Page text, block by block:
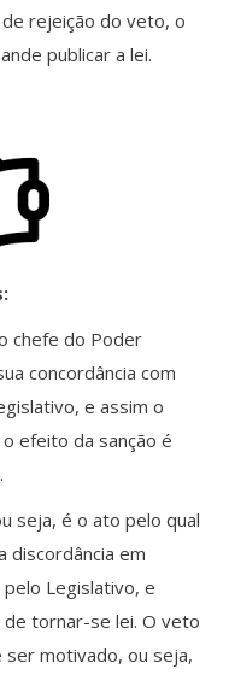
rejeição do veto, o
publicar a lei.
chefe do Poder
concordância com
e assim o
efeito da sanção é
seja, é o ato pelo qual
discordância em
Legislativo, e
tornar-se lei. O veto
motivado, ou seja,